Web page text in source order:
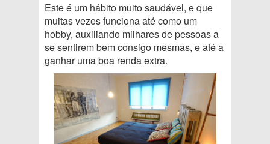
Este é um hábito muito saudável, e que
muitas vezes funciona até como um
hobby, auxiliando milhares de pessoas a
se sentirem bem consigo mesmas, e até a
ganhar uma boa renda extra.